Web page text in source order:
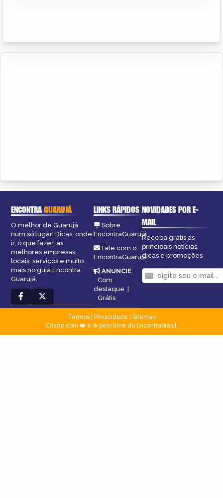
ENCONTRAGUARUJÁ
O melhor de Guarujá
num só lugar! Dicas, onde
ir, o que fazer, as
melhores empresas,
locais, serviços e muito
mais no guia Encontra
Guarujá.
LINKS RÁPIDOS
Sobre
EncontraGuarujá
Fale com o
EncontraGuarujá
ANUNCIE:
Com
destaque |
Grátis
NOVIDADES POR E-
MAIL
Receba grátis as
principais notícias,
dicas e promoções
Termos| Privacidade
Sitemap
Criado com ❤️ e ☕ pelo time do EncontraBrasil